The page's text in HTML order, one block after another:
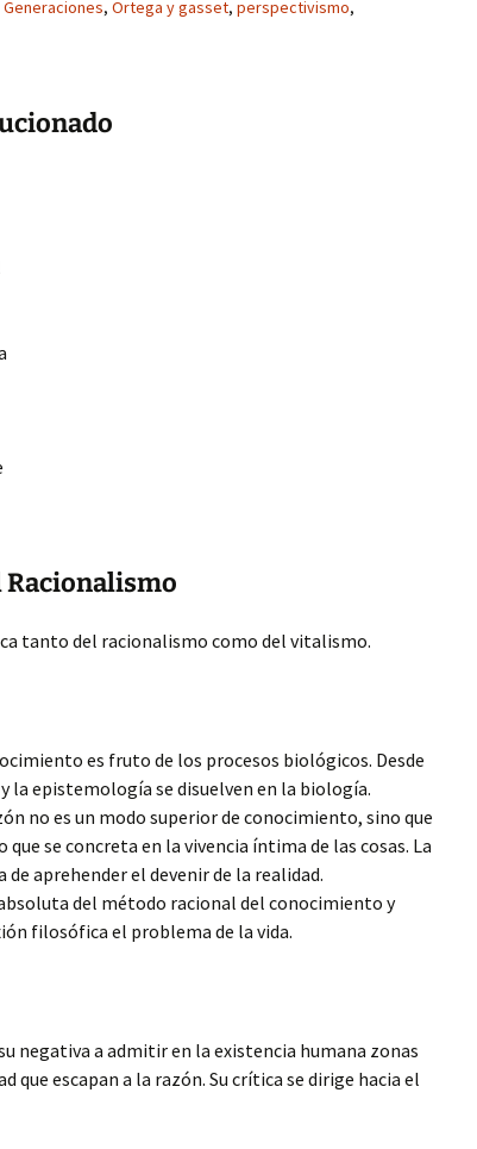
Generaciones, Ortega y gasset, perspectivismo,
tanto del racionalismo como del vitalismo.
es fruto de los procesos biológicos. Desde
la epistemología se disuelven en la biología.
no es un modo superior de conocimiento, sino que
se concreta en la vivencia íntima de las cosas. La
aprehender el devenir de la realidad.
del método racional del conocimiento y
filosófica el problema de la vida.
negativa a admitir en la existencia humana zonas
que escapan a la razón. Su crítica se dirige hacia el